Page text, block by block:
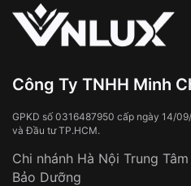
Công Ty TNHH Minh
GPKD số 0316487950 cấp ngày 14/
và Đầu tư TP.HCM.
Chi nhánh Hà Nội Trung
Bảo Dưỡng